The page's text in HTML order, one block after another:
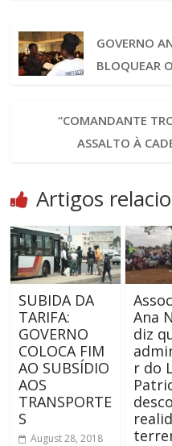
GOVERNO
BLOQUEAR
“COMANDANTE
ASSALTO À
Artigos
SUBIDA DA
TARIFA:
GOVERNO
COLOCA FIM
AO SUBSÍDIO
AOS
TRANSPORTE
S
August 28, 2018
Ana
diz
r do